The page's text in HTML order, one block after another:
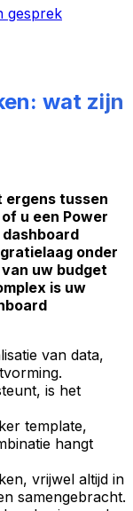
gesprek
wat zijn
ergens tussen
u een Power
onder
uw budget
is uw
van data,
is het
template,
hangt
vrijwel altijd in
samengebracht.